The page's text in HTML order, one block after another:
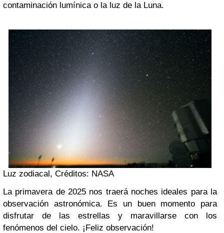
contaminación lumínica o la luz de la Luna.
Luz zodiacal, Créditos: NASA
La primavera de 2025 nos traerá noches ideales para la
observación astronómica. Es un buen momento para
disfrutar de las estrellas y maravillarse con los
fenómenos del cielo. ¡Feliz observación!